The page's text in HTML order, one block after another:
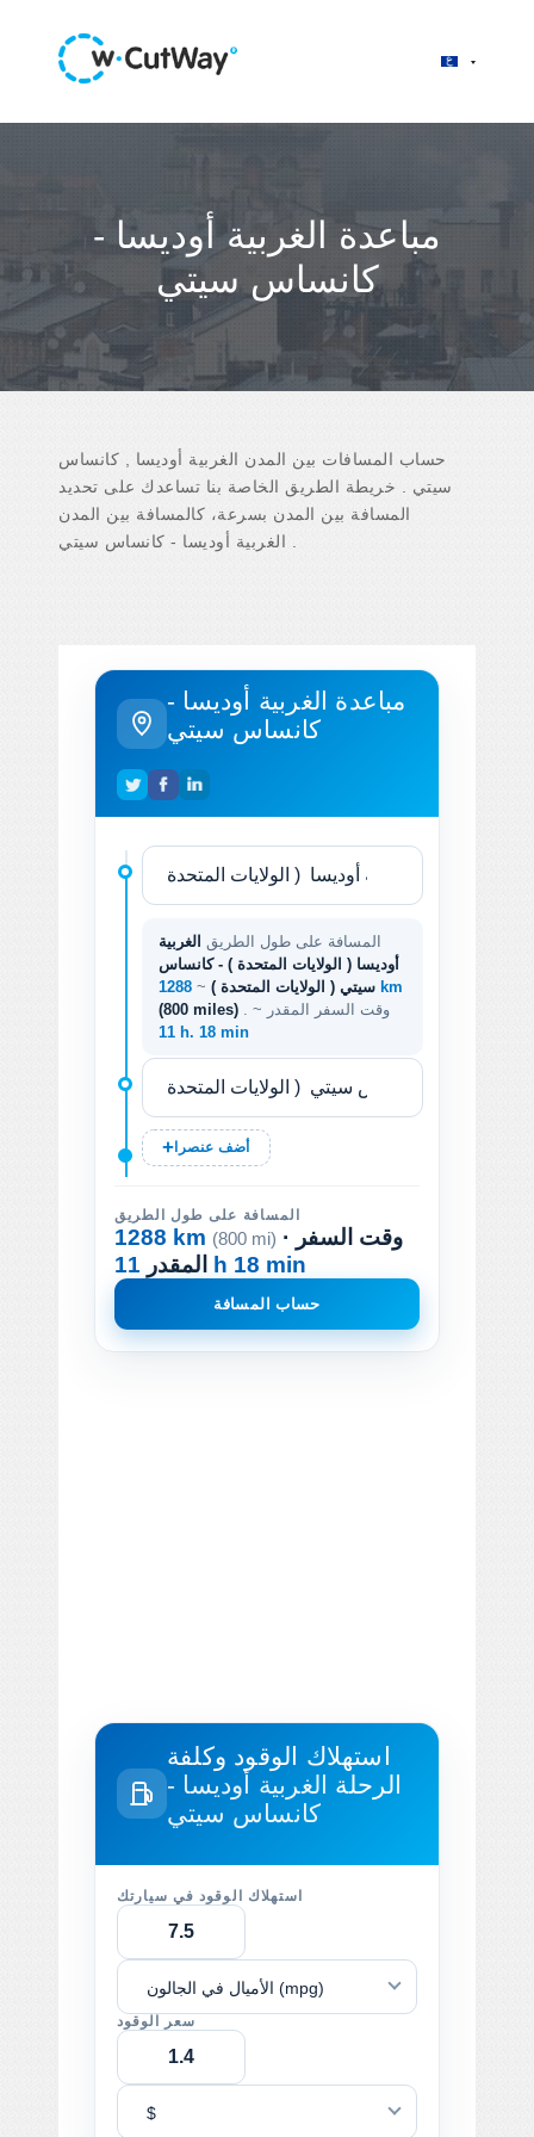
مباعدة الغربية أوديسا -
كانساس سيتي
حساب المسافات بين المدن الغربية أوديسا , كانساس
سيتي . خريطة الطريق الخاصة بنا تساعدك على تحديد
المسافة بين المدن بسرعة، كالمسافة بين المدن
مباعدة الغربية أوديسا -
كانساس سيتي
المسافة على طول الطريق الغربية
أوديسا ( الولايات المتحدة ) - كانساس
سيتي ( الولايات المتحدة ) ~
1288 km
(800 miles)
. وقت السفر المقدر ~
11 h. 18 min
أضف عنصرا
المسافة على طول الطريق
1288 km (800 mi) · وقت السفر
المقدر 11 h 18 min
حساب المسافة
استهلاك الوقود وكلفة
الرحلة الغربية أوديسا -
كانساس سيتي
استهلاك الوقود في سيارتك
الأميال في الجالون (mpg)
سعر الوقود
$